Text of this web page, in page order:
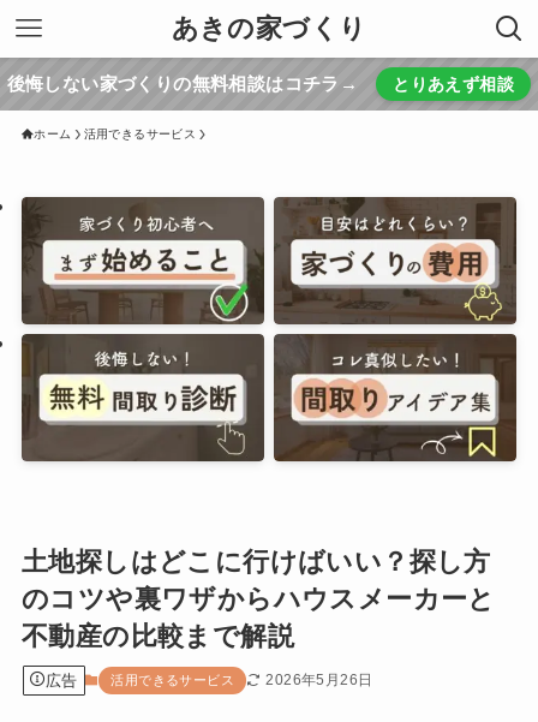
あきの家づくり
後悔しない家づくりの無料相談はコチラ→ とりあえず相談
ホーム 活用できるサービス
土地探しはどこに行けばいい？探し方
のコツや裏ワザからハウスメーカーと
不動産の比較まで解説
広告 活用できるサービス 2026年5月26日